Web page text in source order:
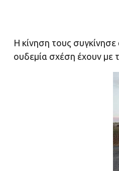
Η κίνηση τους
ουδεμία σχέση έχουν με